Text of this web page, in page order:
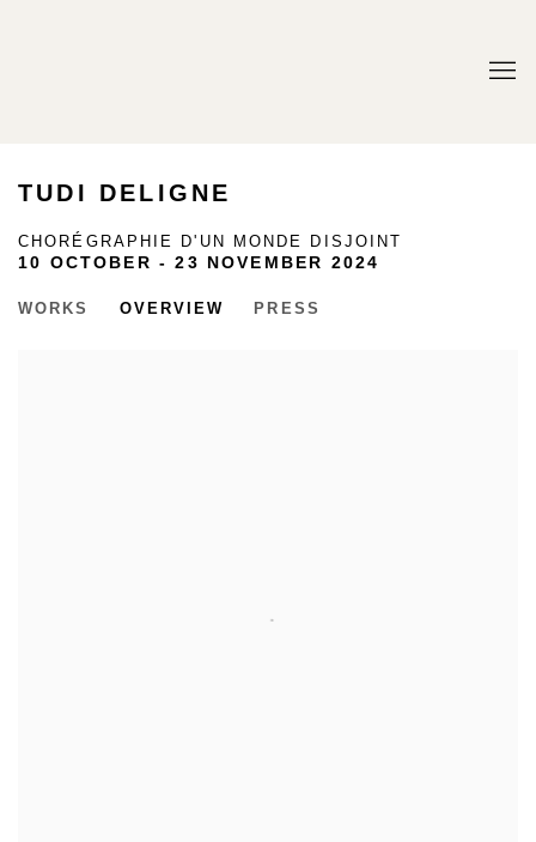
TUDI DELIGNE
CHORÉGRAPHIE D'UN MONDE DISJOINT
10 OCTOBER - 23 NOVEMBER 2024
WORKS OVERVIEW PRESS